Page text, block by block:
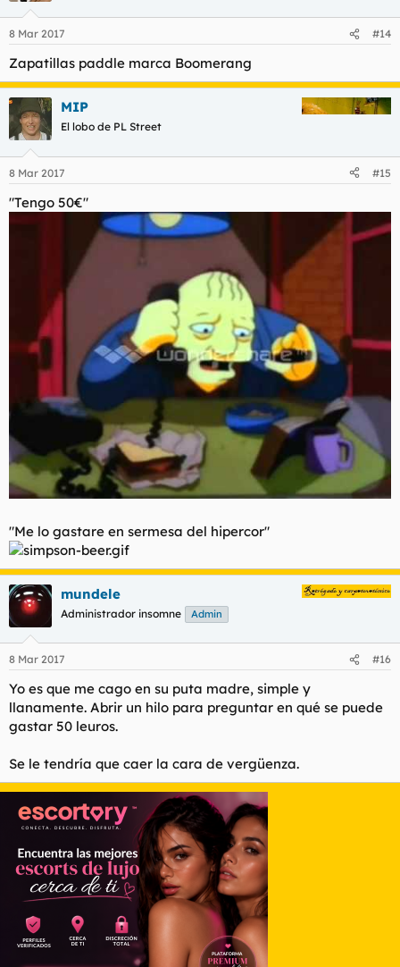
8 Mar 2017 #14
Zapatillas paddle marca Boomerang
MIP
El lobo de PL Street
8 Mar 2017 #15
"Tengo 50€"
"Me lo gastare en sermesa del hipercor"
mundele
Administrador insomne Admin
8 Mar 2017 #16
Yo es que me cago en su puta madre, simple y
llanamente. Abrir un hilo para preguntar en qué se puede
gastar 50 leuros.
Se le tendría que caer la cara de vergüenza.